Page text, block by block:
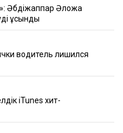
Әбдіжаппар Әлқожа
ұсынды
водитель лишился
iTunes хит-